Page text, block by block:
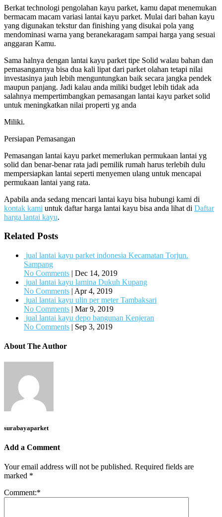
Berkat technologi pengolahan kayu parket, kamu dapat menemukan
bermacam macam variasi lantai kayu parket. Mulai dari bahan kayu
yang digunakan tekstur dan finishing yang disukai pola yang
mendominasi warna yang beranekaragam sampai harga yang sesuai
anggaran Kamu.
Sama halnya dengan lantai kayu parket tipe Solid walau bahan dan
pemasangannya bisa dua kali lipat dari parket olahan tetapi nilai
investasinya jauh lebih menguntungkan baik secara jangka pendek
maupun panjang. Jadi kalau anda miliki budget lebih tidak ada
salahnya mempertimbangkan pemasangan lantai kayu parket solid
untuk meningkatkan nilai properti yg anda
Miliki.
Persiapan Pemasangan
Pemasangan lantai kayu parket memerlukan permukaan lantai yg
solid dan benar-benar rata jadi pemilik rumah harus terlebih dulu
mempersiapkan lantai seperti menyemen ulang untuk mencapai
permukaan lantai yang rata.
Apabila anda sedang mencari lantai kayu bisa hubungi kami di
kontak kami untuk daftar harga lantai kayu bisa anda lihat di Daftar
harga lantai kayu.
Related Posts
jual lantai kayu parket indonesia Kecamatan Torjun.
Sampang
No Comments | Dec 14, 2019
jual lantai kayu lamina Dukuh Kupang
No Comments | Apr 4, 2019
jual lantai kayu ulin per meter Tambaksari
No Comments | Mar 9, 2019
jual lantai kayu depo bangunan Kenjeran
No Comments | Sep 3, 2019
About The Author
surabayaparket
Add a Comment
Your email address will not be published. Required fields are
marked *
Comment:*